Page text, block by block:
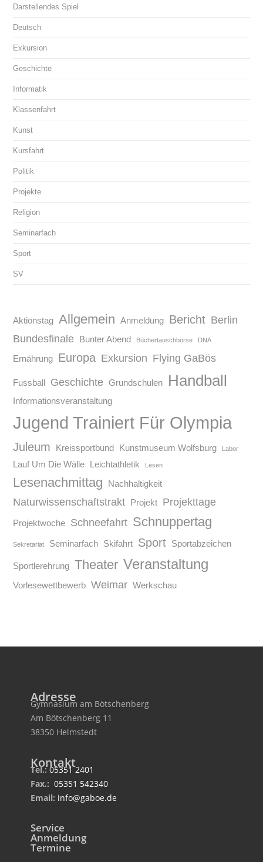
Darstellendes Spiel
Deutsch
Exkursion
Geschichte
Informatik
Klassenfahrt
Kunst
Kursfahrt
Politik
Projekte
Religion
Seminarfach
Sport
SV
Aktionstag Allgemein Anmeldung Bericht Berlin
Bundesfinale
Bunter Abend Büchertauschbörse DNA
Ernährung Europa Exkursion Flying GaBös
Fussball Geschichte Grundschulen Handball
Informationsveranstaltung
Jugend Trainiert Für Olympia
Juleum Kreissportbund Kunstmuseum Wolfsburg Labor
Lauf Um Die Wälle Leichtathletik Lesen
Lesenachmittag Nachhaltigkeit
Naturwissenschaftstrakt Projekt Projekttage
Projektwoche Schneefahrt Schnuppertag
Sekretariat Seminarfach Skifahrt Sport Sportabzeichen
Sportlerehrung Theater Veranstaltung
Vorlesewettbewerb Weimar Werkschau
Adresse
Gymnasium am Bötschenberg
Am Bötschenberg 11
38350 Helmstedt
Kontakt
Tel.:05351 2401
Fax.:05351 542340
Email: info@gaboe.de
Service
Anmeldung
Termine